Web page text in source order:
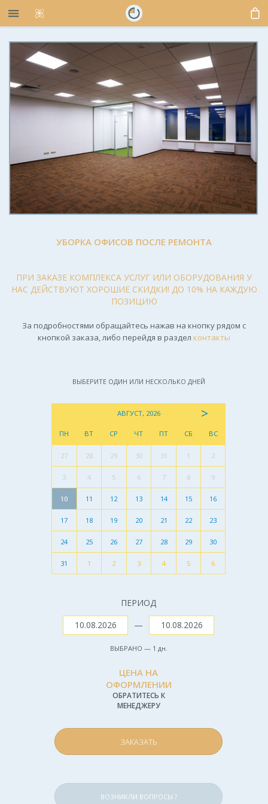
УБОРКА ОФИСОВ ПОСЛЕ РЕМОНТА
ПРИ ЗАКАЗЕ КОМПЛЕКСА УСЛУГ ИЛИ ОБОРУДОВАНИЯ У
НАС ДЕЙСТВУЮТ ХОРОШИЕ СКИДКИ! ДО 10% НА КАЖДУЮ
ПОЗИЦИЮ
За подробностями обращайтесь нажав на кнопку рядом с
кнопкой заказа, либо перейдя в раздел контакты
ВЫБЕРИТЕ ОДИН ИЛИ НЕСКОЛЬКО ДНЕЙ
АВГУСТ, 2026 >
ПН ВТ СР ЧТ ПТ СБ ВС
27 28 29 30 31 1 2
3 4 5 6 7 8 9
10 11 12 13 14 15 16
17 18 19 20 21 22 23
24 25 26 27 28 29 30
31 1 2 3 4 5 6
ПЕРИОД
—
ВЫБРАНО — 1 дн.
ЦЕНА НА
ОФОРМЛЕНИИ
ОБРАТИТЕСЬ К
МЕНЕДЖЕРУ
ЗАКАЗАТЬ
ВОЗНИКЛИ ВОПРОСЫ ?